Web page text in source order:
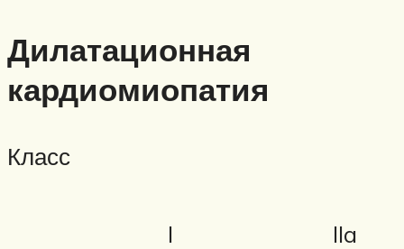
Дилатационная
кардиомиопатия
Класс
I IIa